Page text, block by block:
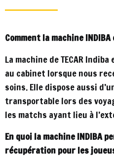
Comment la machine
La machine de TECAR
au cabinet lorsque nous
soins. Elle dispose aussi
transportable lors des
les matchs ayant lieu à
En quoi la machine INDIBA
récupération pour les